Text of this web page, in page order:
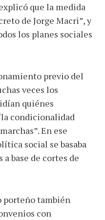
que la medida
de Jorge Macri”, y
los planes sociales
previo del
veces los
quiénes
condicionalidad
En ese
social se basaba
base de cortes de
porteño también
con